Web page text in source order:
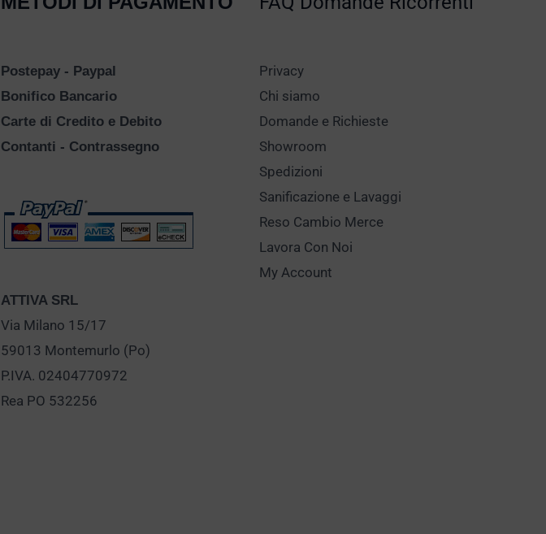
Postepay - Paypal
Bonifico Bancario
Carte di Credito e Debito
Contanti - Contrassegno
ATTIVA SRL
Via Milano 15/17
59013 Montemurlo (Po)
P.IVA. 02404770972
Rea PO 532256
Privacy
Chi siamo
Domande e Richieste
Showroom
Spedizioni
Sanificazione e Lavaggi
Reso Cambio Merce
Lavora Con Noi
My Account